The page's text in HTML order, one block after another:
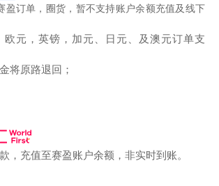
盈订单，圈货，暂不支持账户余额充值及线下
欧元，英镑，加元、日元、及澳元订单支
将原路退回；
，充值至赛盈账户余额，非实时到账。